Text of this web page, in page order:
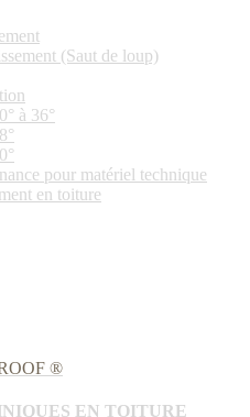
(Saut de loup)
à 36°
pour matériel technique
en toiture
®
EN TOITURE